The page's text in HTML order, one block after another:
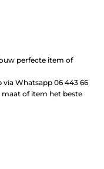
perfecte item of
Whatsapp 06 443 66
maat of item het beste